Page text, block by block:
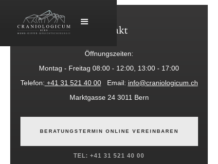
Kontakt
Öffnungszeiten:
Montag - Freitag 08:00 - 12:00, 13:00 - 17:00
Telefon: +41 31 521 40 00Email: info@craniologicum.ch
Marktgasse 24 3011 Bern
BERATUNGSTERMIN ONLINE VEREINBAREN
TEL: +41 31 521 40 00